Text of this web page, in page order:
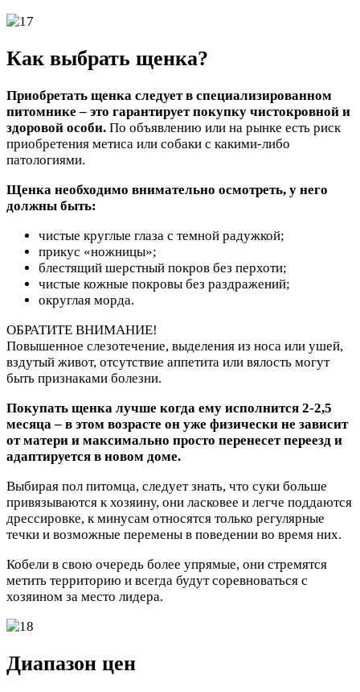
Как выбрать щенка?
Приобретать щенка следует в специализированном
питомнике – это гарантирует покупку чистокровной и
здоровой особи. По объявлению или на рынке есть риск
приобретения метиса или собаки с какими-либо
патологиями.
Щенка необходимо внимательно осмотреть, у него
должны быть:
чистые круглые глаза с темной радужкой;
прикус «ножницы»;
блестящий шерстный покров без перхоти;
чистые кожные покровы без раздражений;
округлая морда.
ОБРАТИТЕ ВНИМАНИЕ!
Повышенное слезотечение, выделения из носа или ушей,
вздутый живот, отсутствие аппетита или вялость могут
быть признаками болезни.
Покупать щенка лучше когда ему исполнится 2-2,5
месяца – в этом возрасте он уже физически не зависит
от матери и максимально просто перенесет переезд и
адаптируется в новом доме.
Выбирая пол питомца, следует знать, что суки больше
привязываются к хозяину, они ласковее и легче поддаются
дрессировке, к минусам относятся только регулярные
течки и возможные перемены в поведении во время них.
Кобели в свою очередь более упрямые, они стремятся
метить территорию и всегда будут соревноваться с
хозяином за место лидера.
Диапазон цен